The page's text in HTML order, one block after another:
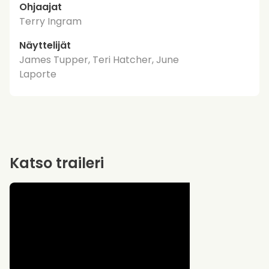
Ohjaajat
Terry Ingram
Näyttelijät
James Tupper, Teri Hatcher, June
Laporte
Katso traileri